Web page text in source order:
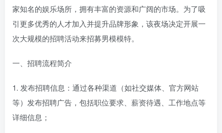
家知名的娱乐场所，拥有丰富的资源和广阔的市场。为了吸
引更多优秀的人才加入并提升品牌形象，该夜场决定开展一
次大规模的招聘活动来招募男模模特。
一、招聘流程简介
1. 发布招聘信息：通过各种渠道（如社交媒体、官方网站
等）发布招聘广告，包括职位要求、薪资待遇、工作地点等
详细信息；